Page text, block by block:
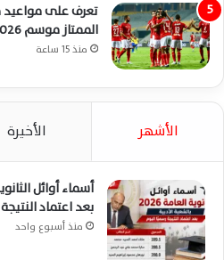
تعرف على مواعيد
الممتاز موسم 2026-2027 كاملة بالتفصيل اليوم
منذ 15 ساعة
الأشهر الأخيرة
بعد اعتماد
منذ أسبوع واحد